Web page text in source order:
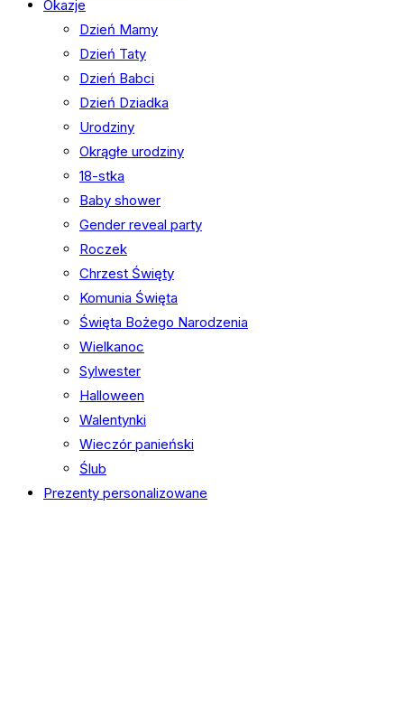
Okazje
Dzień Mamy
Dzień Taty
Dzień Babci
Dzień Dziadka
Urodziny
Okrągłe urodziny
18-stka
Baby shower
Gender reveal party
Roczek
Chrzest Święty
Komunia Święta
Święta Bożego Narodzenia
Wielkanoc
Sylwester
Halloween
Walentynki
Wieczór panieński
Ślub
Prezenty personalizowane